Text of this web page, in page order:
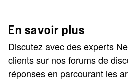
En savoir plus
Discutez avec des experts
clients sur nos forums de
réponses en parcourant les